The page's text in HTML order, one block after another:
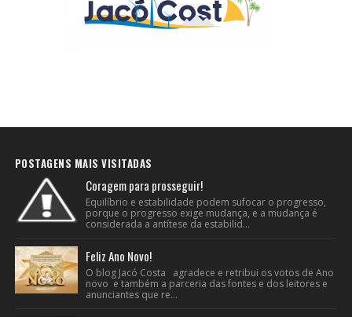
POSTAGENS MAIS VISITADAS
Coragem para prosseguir!
Equilíbrio e estabilidade podem sufocar o progresso,
porque o progresso exige mudança, e a mudança é
considerada a antítese da estabilid...
Feliz Ano Novo!
O blog Jacó Costa agradece e retribui os votos de Ano
novo e também a parceria das fontes e dos leitores e
anunciantes que re...